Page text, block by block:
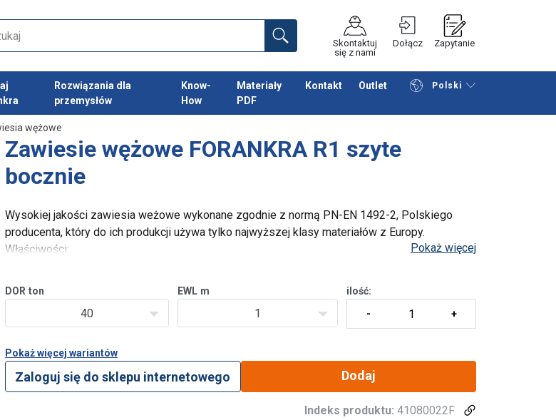
Skontaktuj
się z nami
Dołącz Zapytanie
Rozwiązania dla
przemysłów
Know-
How
Materiały
PDF
Kontakt Outlet Polski
Przeglądaj katalog Podsumowanie
wężowe
Zawiesie wężowe FORANKRA R1 szyte
bocznie
Wysokiej jakości zawiesia weżowe wykonane zgodnie z normą PN-EN 1492-2, Polskiego
producenta, który do ich produkcji używa tylko najwyższej klasy materiałów z Europy.
Właściwości:
Pokaż więcej
DOR ton
40
EWL m
1
ilość:
Pokaż więcej wariantów
Zaloguj się do sklepu internetowego Dodaj
Indeks produktu: 41080022F